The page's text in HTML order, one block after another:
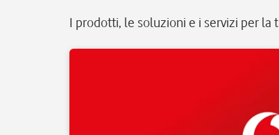
I prodotti, le soluzioni e i servizi per la